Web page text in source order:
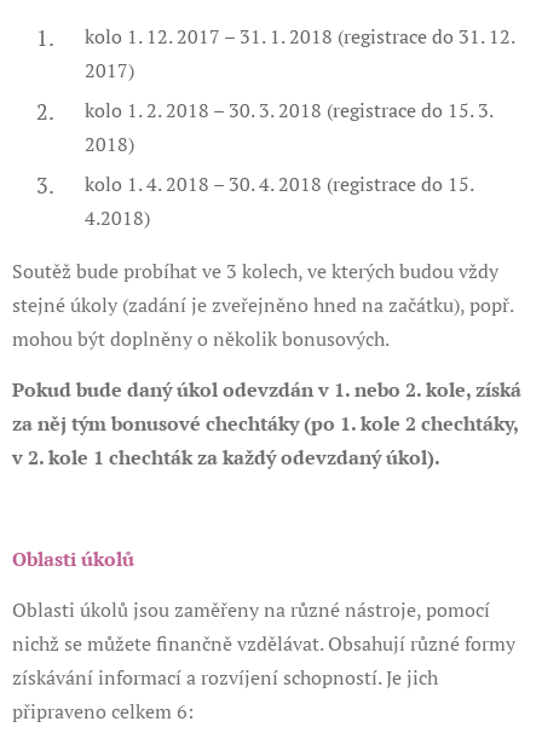
kolo 1. 12. 2017 – 31. 1. 2018 (registrace do 31. 12.
2017)
kolo 1. 2. 2018 – 30. 3. 2018 (registrace do 15. 3.
2018)
kolo 1. 4. 2018 – 30. 4. 2018 (registrace do 15.
4.2018)
Soutěž bude probíhat ve 3 kolech, ve kterých budou vždy
stejné úkoly (zadání je zveřejněno hned na začátku), popř.
mohou být doplněny o několik bonusových.
Pokud bude daný úkol odevzdán v 1. nebo 2. kole, získá
za něj tým bonusové chechtáky (po 1. kole 2 chechtáky,
v 2. kole 1 chechták za každý odevzdaný úkol).
Oblasti úkolů
Oblasti úkolů jsou zaměřeny na různé nástroje, pomocí
nichž se můžete finančně vzdělávat. Obsahují různé formy
získávání informací a rozvíjení schopností. Je jich
připraveno celkem 6: